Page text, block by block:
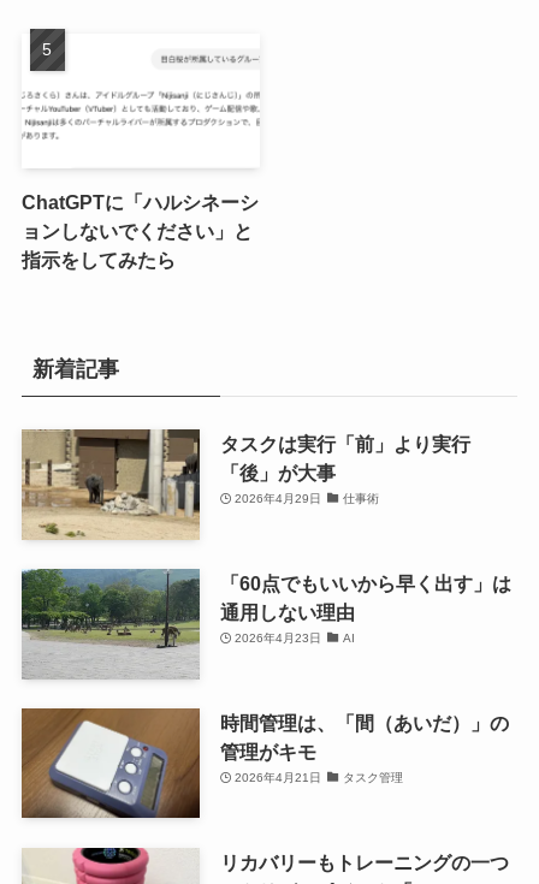
ChatGPTに「ハルシネーシ
ョンしないでください」と
指示をしてみたら
新着記事
タスクは実行「前」より実行
「後」が大事
2026年4月29日 仕事術
「60点でもいいから早く出す」は
通用しない理由
2026年4月23日 AI
時間管理は、「間（あいだ）」の
管理がキモ
2026年4月21日 タスク管理
リカバリーもトレーニングの一つ